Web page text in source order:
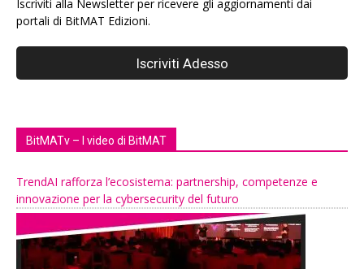
Iscriviti alla Newsletter per ricevere gli aggiornamenti dai
portali di BitMAT Edizioni.
BitMATv – I video di BitMAT
TrendAI rafforza l’ecosistema: partnership, competenze e
innovazione per la cybersecurity del futuro